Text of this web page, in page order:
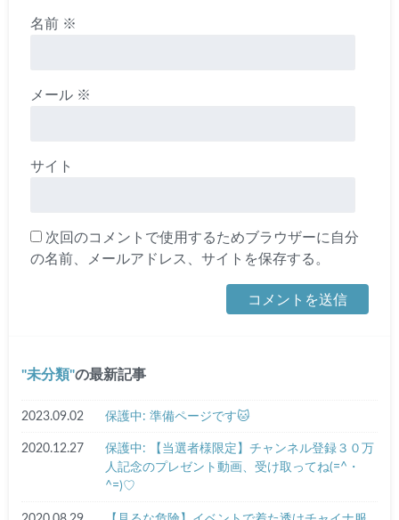
名前 ※
メール ※
サイト
次回のコメントで使用するためブラウザーに自分
の名前、メールアドレス、サイトを保存する。
未分類 の最新記事
2023.09.02 保護中: 準備ページです🐱
2020.12.27
保護中: 【当選者様限定】チャンネル登録３０万
人記念のプレゼント動画、受け取ってね(=^・
^=)♡